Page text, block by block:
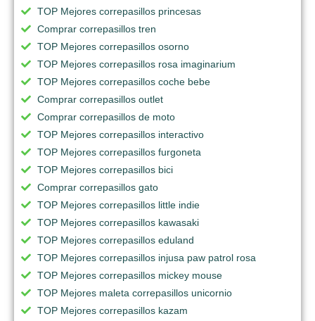
TOP Mejores correpasillos princesas
Comprar correpasillos tren
TOP Mejores correpasillos osorno
TOP Mejores correpasillos rosa imaginarium
TOP Mejores correpasillos coche bebe
Comprar correpasillos outlet
Comprar correpasillos de moto
TOP Mejores correpasillos interactivo
TOP Mejores correpasillos furgoneta
TOP Mejores correpasillos bici
Comprar correpasillos gato
TOP Mejores correpasillos little indie
TOP Mejores correpasillos kawasaki
TOP Mejores correpasillos eduland
TOP Mejores correpasillos injusa paw patrol rosa
TOP Mejores correpasillos mickey mouse
TOP Mejores maleta correpasillos unicornio
TOP Mejores correpasillos kazam